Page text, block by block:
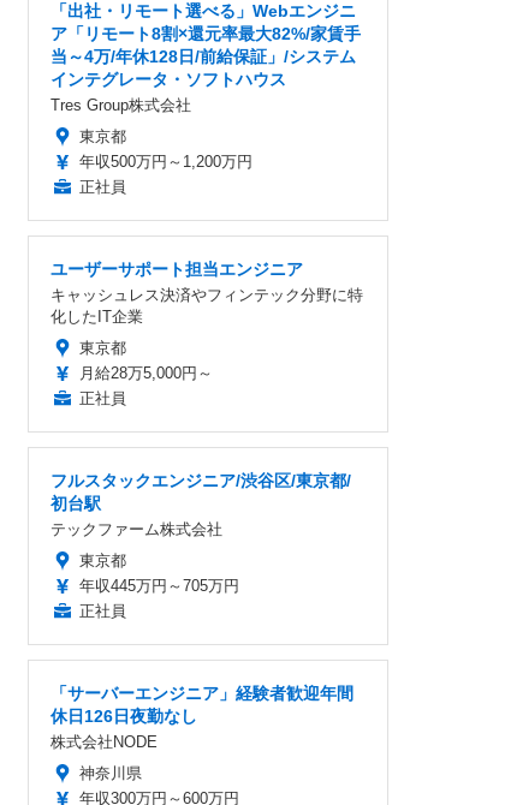
「出社・リモート選べる」Webエンジニ
ア「リモート8割×還元率最大82%/家賃手
当～4万/年休128日/前給保証」/システム
インテグレータ・ソフトハウス
Tres Group株式会社
東京都
年収500万円～1,200万円
正社員
ユーザーサポート担当エンジニア
キャッシュレス決済やフィンテック分野に特
化したIT企業
東京都
月給28万5,000円～
正社員
フルスタックエンジニア/渋谷区/東京都/
初台駅
テックファーム株式会社
東京都
年収445万円～705万円
正社員
「サーバーエンジニア」経験者歓迎年間
休日126日夜勤なし
株式会社NODE
神奈川県
年収300万円～600万円